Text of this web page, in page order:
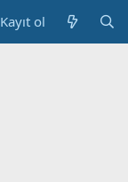
Kayıt ol